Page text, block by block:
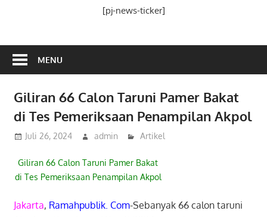
[pj-news-ticker]
MENU
Giliran 66 Calon Taruni Pamer Bakat
di Tes Pemeriksaan Penampilan Akpol
Juli 26, 2024 admin Artikel
Giliran 66 Calon Taruni Pamer Bakat
di Tes Pemeriksaan Penampilan Akpol
Jakarta, Ramahpublik. Com-Sebanyak 66 calon taruni